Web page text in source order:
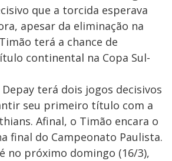
que a torcida esperava
apesar da eliminação na
terá a chance de
continental na Copa Sul-
terá dois jogos decisivos
seu primeiro título com a
Afinal, o Timão encara o
final do Campeonato Paulista.
no próximo domingo (16/3),